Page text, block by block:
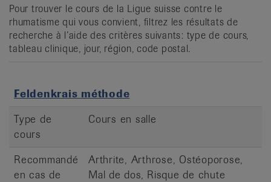
Pour trouver le cours de la Ligue suisse contre le
rhumatisme qui vous convient, filtrez les résultats de
recherche à l’aide des critères suivants: type de cours,
tableau clinique, jour, région, code postal.
Feldenkrais méthode
Type de
cours
Cours en salle
Recommandé
en cas de
Arthrite, Arthrose, Ostéoporose,
Mal de dos, Risque de chute